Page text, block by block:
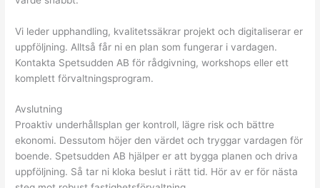
Vi leder upphandling, kvalitetssäkrar projekt och digitaliserar er
uppföljning. Alltså får ni en plan som fungerar i vardagen.
Kontakta Spetsudden AB för rådgivning, workshops eller ett
komplett förvaltningsprogram.
Avslutning
Proaktiv underhållsplan ger kontroll, lägre risk och bättre
ekonomi. Dessutom höjer den värdet och tryggar vardagen för
boende. Spetsudden AB hjälper er att bygga planen och driva
uppföljning. Så tar ni kloka beslut i rätt tid. Hör av er för nästa